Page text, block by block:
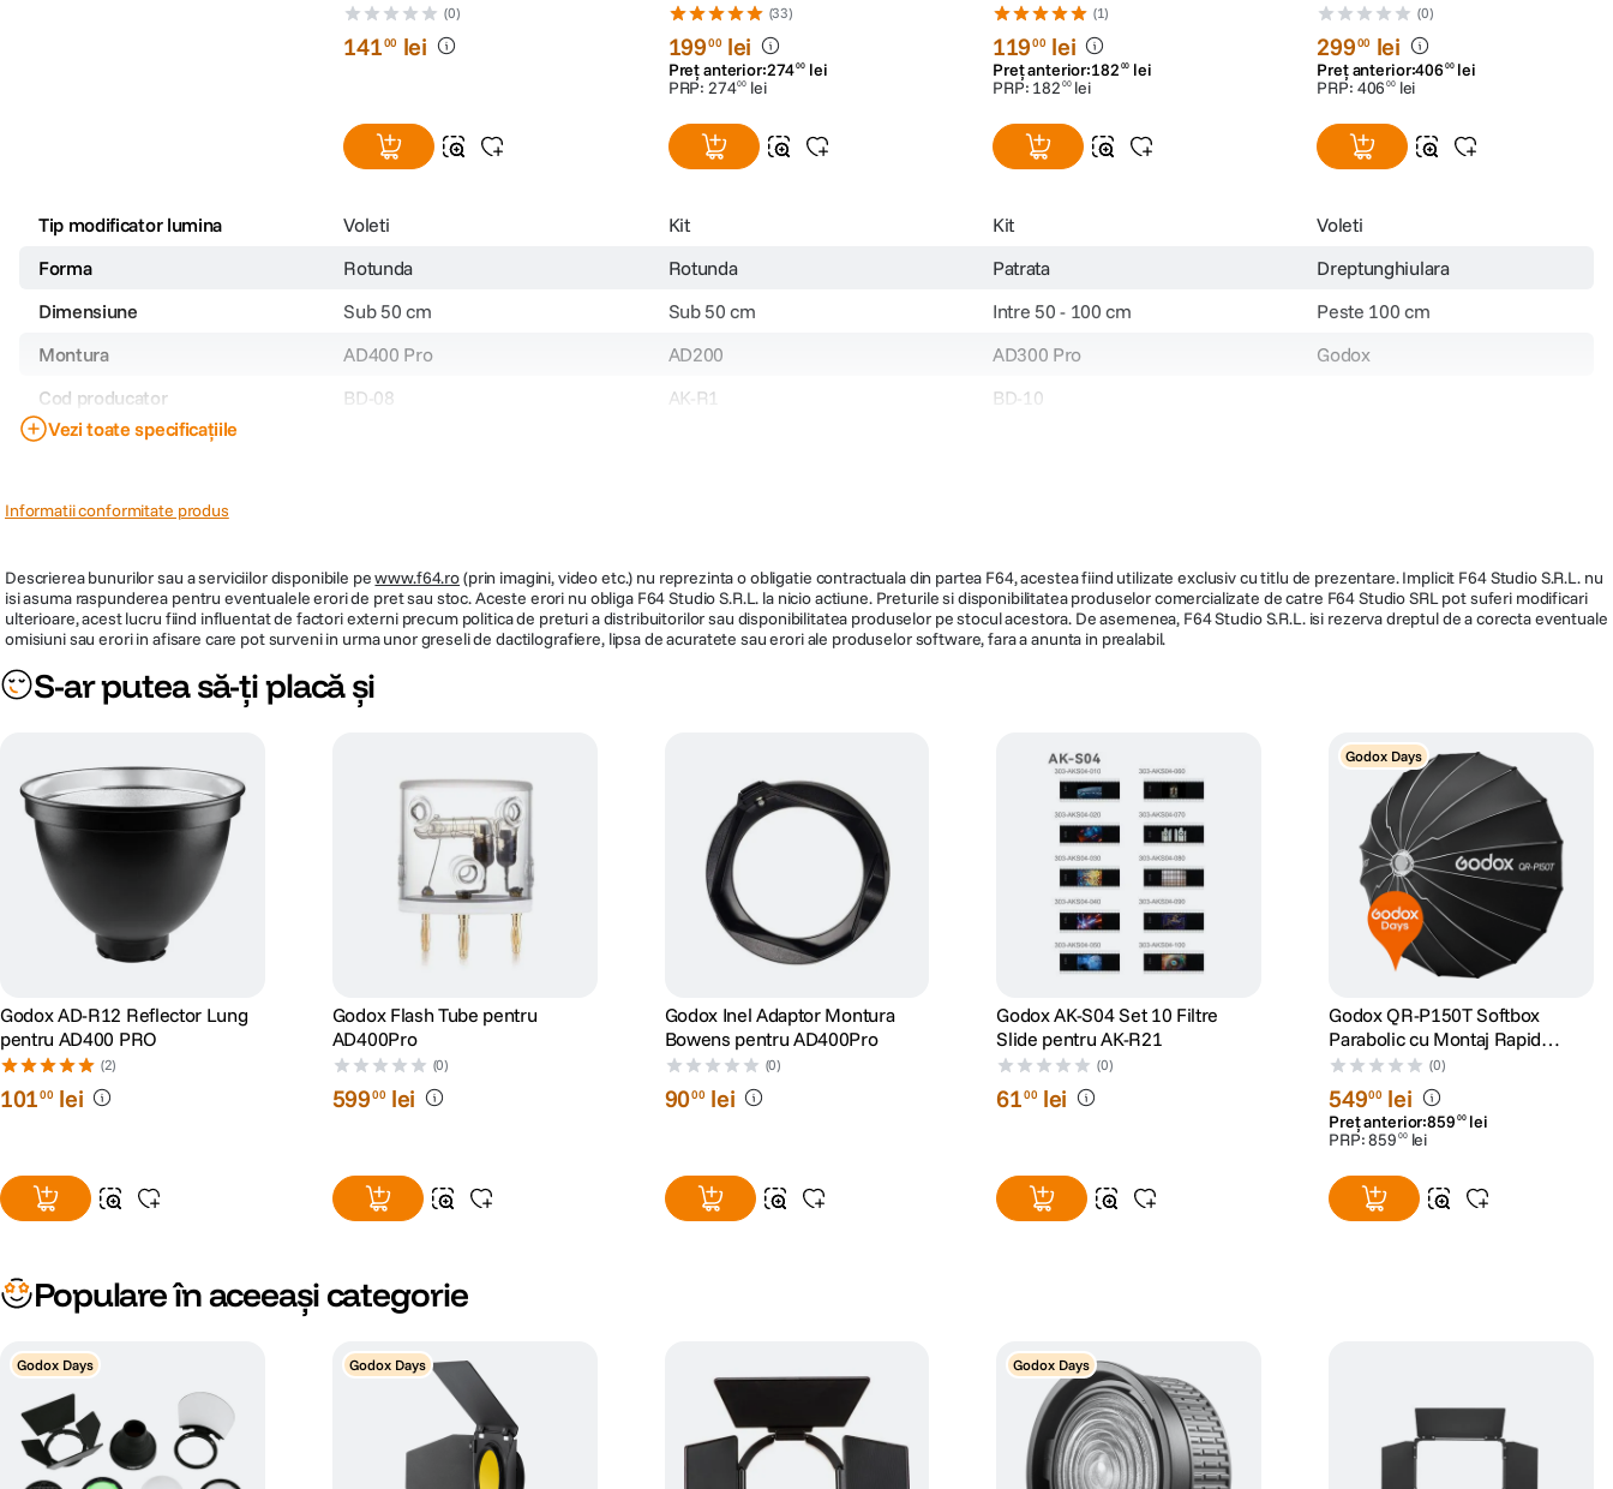
(0)
14100 lei
(33)
19900 lei
Preț anterior:27400 lei
PRP: 27400 lei
(1)
11900 lei
Preț anterior:182 00 lei
PRP: 182 00 lei
(0)
29900 lei
Preț anterior:40600 lei
PRP: 406 00 lei
Tip modificator lumina Voleti Kit Kit
Voleti
Forma
Rotunda Rotunda Patrata
Dreptunghiulara
Dimensiune
Sub 50 cm Sub 50 cm Intre 50 - 100 cm
Peste 100 cm
Montura
AD400 Pro AD200 AD300 Pro
Godox
Cod producator
BD-08 AK-R1
BD-10
PRP
Vezi toate specificațiile
Informatii conformitate produs
Descrierea bunurilor sau a serviciilor disponibile pewww.f64.ro(prin imagini, video etc.) nu reprezinta o obligatie contractuala din partea F64, acestea fiind utilizate exclusiv cu titlu de prezentare. Implicit F64 Studio S.R.L. nu
isi asuma raspunderea pentru eventualele erori de pret sau stoc. Aceste erori nu obliga F64 Studio S.R.L. la nicio actiune. Preturile si disponibilitatea produselor comercializate de catre F64 Studio SRL pot suferi modificari
ulterioare, acest lucru fiind influentat de factori externi precum politica de preturi a distribuitorilor sau disponibilitatea produselor pe stocul acestora. De asemenea, F64 Studio S.R.L. isi rezerva dreptul de a corecta eventuale
omisiuni sau erori in afisare care pot surveni in urma unor greseli de dactilografiere, lipsa de acuratete sau erori ale produselor software, fara a anunta in prealabil.
S-ar putea să-ți placă și
Godox AD-R12 Reflector Lung
pentru AD400 PRO
(2)
10100 lei
Godox Flash Tube pentru
AD400Pro
(0)
59900 lei
Godox Inel Adaptor Montura
Bowens pentru AD400Pro
(0)
9000 lei
Godox AK-S04 Set 10 Filtre
Slide pentru AK-R21
(0)
6100 lei
Godox Days
Godox QR-P150T Softbox
Parabolic cu Montaj Rapid
pentru Transmisiuni Live
(0)
54900 lei
Preț anterior:859 00 lei
PRP:859 00 lei
Populare în aceeași categorie
Godox Days Godox Days Godox Days